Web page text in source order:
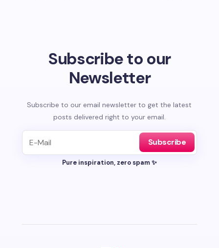
Subscribe to our
Newsletter
Subscribe to our email newsletter to get the latest
posts delivered right to your email.
Subscribe
Pure inspiration, zero spam ✨